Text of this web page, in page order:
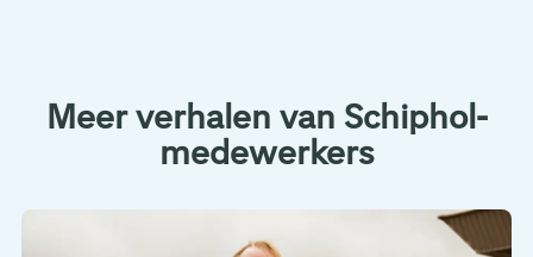
Meer verhalen van Schiphol-
medewerkers